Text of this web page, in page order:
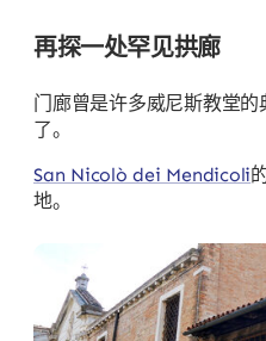
再探一处罕见拱廊
门廊曾是许多威尼斯教堂
了。
San Nicolò dei Mendicoli
地。